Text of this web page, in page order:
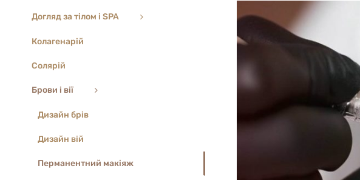
Догляд за тілом і SPA
Колагенарій
Солярій
Брови і вії
Дизайн брів
Дизайн вій
Перманентний макіяж